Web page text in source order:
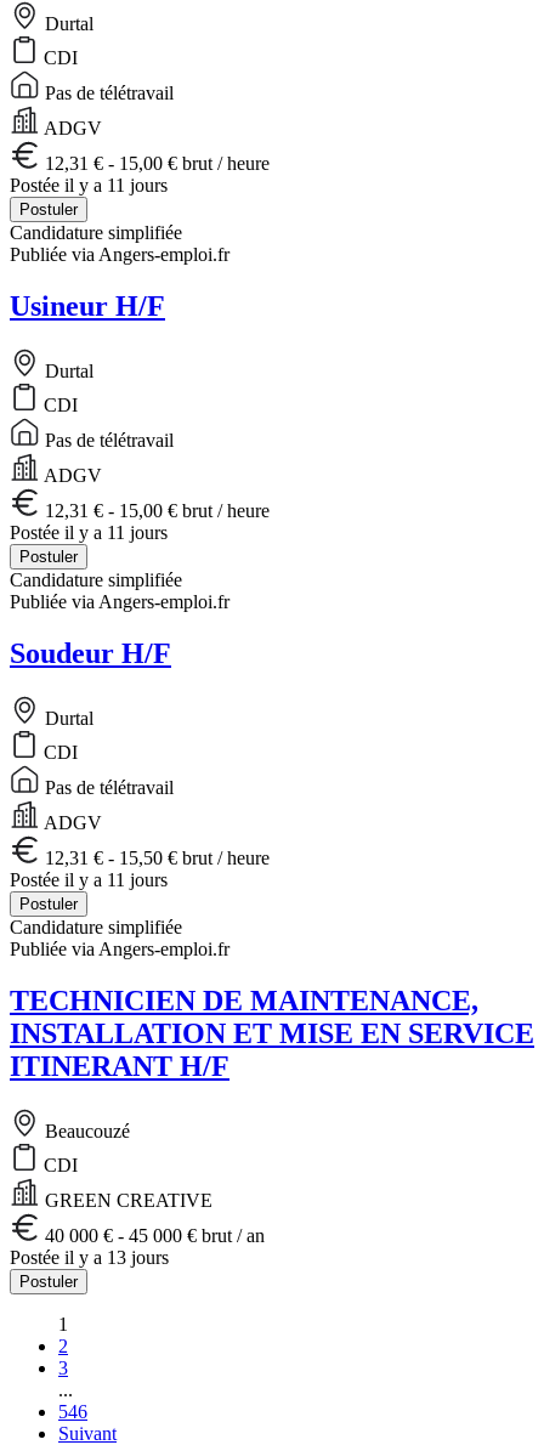
Durtal
CDI
Pas de télétravail
ADGV
12,31 € - 15,00 € brut / heure
Postée il y a 11 jours
Postuler
Candidature simplifiée
Publiée via Angers-emploi.fr
Usineur H/F
Durtal
CDI
Pas de télétravail
ADGV
12,31 € - 15,00 € brut / heure
Postée il y a 11 jours
Postuler
Candidature simplifiée
Publiée via Angers-emploi.fr
Soudeur H/F
Durtal
CDI
Pas de télétravail
ADGV
12,31 € - 15,50 € brut / heure
Postée il y a 11 jours
Postuler
Candidature simplifiée
Publiée via Angers-emploi.fr
TECHNICIEN DE MAINTENANCE,
INSTALLATION ET MISE EN SERVICE
ITINERANT H/F
Beaucouzé
CDI
GREEN CREATIVE
40 000 € - 45 000 € brut / an
Postée il y a 13 jours
Postuler
1
2
3
...
546
Suivant